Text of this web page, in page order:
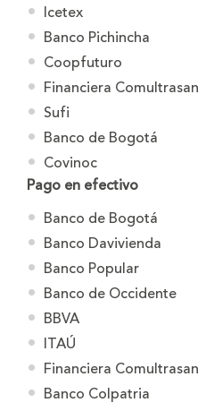
Icetex
Banco Pichincha
Coopfuturo
Financiera Comultrasan
Sufi
Banco de Bogotá
Covinoc
Pago en efectivo
Banco de Bogotá
Banco Davivienda
Banco Popular
Banco de Occidente
BBVA
ITAÚ
Financiera Comultrasan
Banco Colpatria